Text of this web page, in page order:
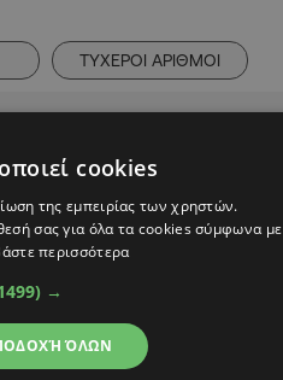
ΤΥΧΕΡΟΙ ΑΡΙΘΜΟΙ
cookies
της εμπειρίας των χρηστών.
σας για όλα τα cookies σύμφωνα με
περισσότερα
→
ΌΛΩΝ